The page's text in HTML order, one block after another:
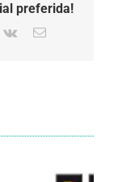
preferida!
Vk Email: